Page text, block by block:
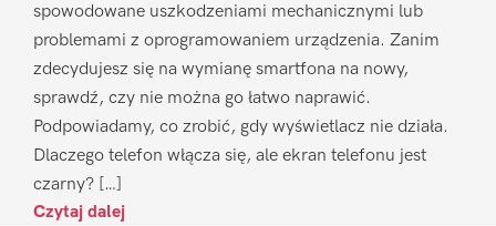
spowodowane uszkodzeniami mechanicznymi lub
problemami z oprogramowaniem urządzenia. Zanim
zdecydujesz się na wymianę smartfona na nowy,
sprawdź, czy nie można go łatwo naprawić.
Podpowiadamy, co zrobić, gdy wyświetlacz nie działa.
Dlaczego telefon włącza się, ale ekran telefonu jest
czarny? […]
Czytaj dalej